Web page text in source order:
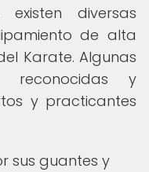
diversas
de alta
Karate. Algunas
y
y practicantes
sus guantes y